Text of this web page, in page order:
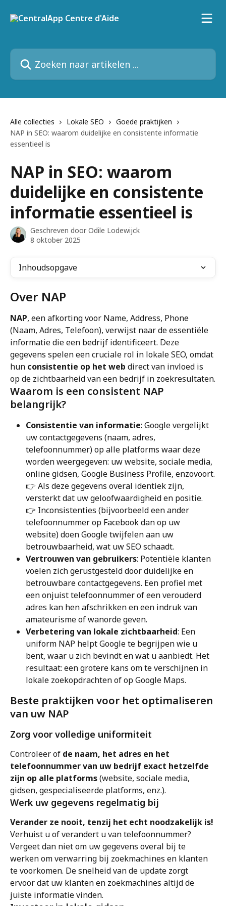
Zoeken naar artikelen ...
Alle collecties Lokale SEO
Goede praktijken
NAP in SEO: waarom duidelijke en consistente informatie
essentieel is
NAP in SEO: waarom
duidelijke en consistente
informatie essentieel is
Geschreven door Odile Lodewijck
8 oktober 2025
Inhoudsopgave
Over NAP
NAP, een afkorting voor Name, Address, Phone
(Naam, Adres, Telefoon), verwijst naar de essentiële
informatie die een bedrijf identificeert. Deze
gegevens spelen een cruciale rol in lokale SEO, omdat
hun consistentie op het web direct van invloed is
op de zichtbaarheid van een bedrijf in zoekresultaten.
Waarom is een consistent NAP
belangrijk?
Consistentie van informatie: Google vergelijkt
uw contactgegevens (naam, adres,
telefoonnummer) op alle platforms waar deze
worden weergegeven: uw website, sociale media,
online gidsen, Google Business Profile, enzovoort.
👉 Als deze gegevens overal identiek zijn,
versterkt dat uw geloofwaardigheid en positie.
👉 Inconsistenties (bijvoorbeeld een ander
telefoonnummer op Facebook dan op uw
website) doen Google twijfelen aan uw
betrouwbaarheid, wat uw SEO schaadt.
Vertrouwen van gebruikers: Potentiële klanten
voelen zich gerustgesteld door duidelijke en
betrouwbare contactgegevens. Een profiel met
een onjuist telefoonnummer of een verouderd
adres kan hen afschrikken en een indruk van
amateurisme of wanorde geven.
Verbetering van lokale zichtbaarheid: Een
uniform NAP helpt Google te begrijpen wie u
bent, waar u zich bevindt en wat u aanbiedt. Het
resultaat: een grotere kans om te verschijnen in
lokale zoekopdrachten of op Google Maps.
Beste praktijken voor het optimaliseren
van uw NAP
Zorg voor volledige uniformiteit
Controleer of de naam, het adres en het
telefoonnummer van uw bedrijf exact hetzelfde
zijn op alle platforms (website, sociale media,
gidsen, gespecialiseerde platforms, enz.).
Werk uw gegevens regelmatig bij
Verander ze nooit, tenzij het echt noodzakelijk is!
Verhuist u of verandert u van telefoonnummer?
Vergeet dan niet om uw gegevens overal bij te
werken om verwarring bij zoekmachines en klanten
te voorkomen. De snelheid van de update zorgt
ervoor dat uw klanten en zoekmachines altijd de
juiste informatie vinden.